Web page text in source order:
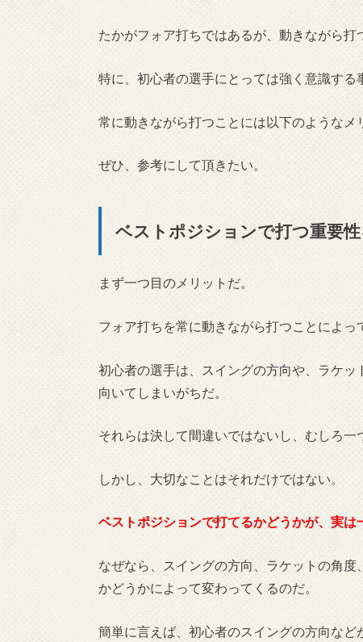
たかがフォア打ちではあるが、動きながら打
特に、初心者の選手にとっては強く意識する
常に動きながら打つことには以下のようなメ
ぜひ、参考にして頂きたい。
ベストポジションで打つ重要
まず一つ目のメリットだ。
フォア打ちを常に動きながら打つことによっ
初心者の選手は、スイングの方向や、ラケ
向いてしまいがちだ。
それらは決して間違いではないし、むしろ一
しかし、大切なことはそれだけではない。
ベストポジションで打てるかどうかが、実は
なぜなら、スイングの方向、ラケットの角
かどうかによって変わってくるのだ。
簡単に言えば、初心者のスイングの方向な